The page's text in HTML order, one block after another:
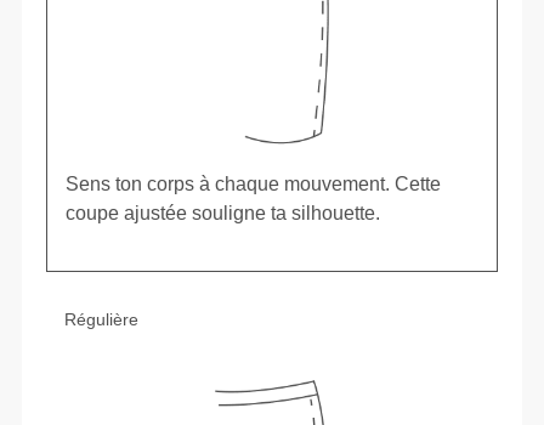
Sens ton corps à chaque mouvement. Cette
coupe ajustée souligne ta silhouette.
Régulière